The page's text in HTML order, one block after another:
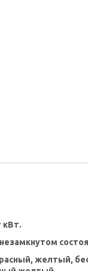
кВт.
незамкнутом
желтый,